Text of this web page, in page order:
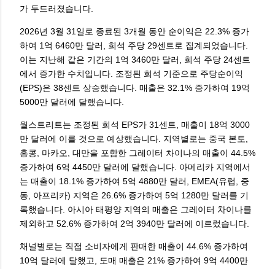
가 두드러졌습니다.
2026년 3월 31일로 종료된 3개월 동안 순이익은 22.3% 증가
하여 1억 6460만 달러, 희석 주당 29센트로 집계되었습니다.
이는 지난해 같은 기간의 1억 3460만 달러, 희석 주당 24센트
에서 증가한 수치입니다. 조정된 희석 기준으로 주당순이익
(EPS)은 38센트 상승했습니다. 매출은 32.1% 증가하여 19억
5000만 달러에 달했습니다.
월스트리트는 조정된 희석 EPS가 31센트, 매출이 18억 3000
만 달러에 이를 것으로 예상했습니다. 지역별로는 중국 본토,
홍콩, 마카오, 대만을 포함한 그레이터 차이나의 매출이 44.5%
증가하여 6억 4450만 달러에 달했습니다. 아메리카 지역에서
는 매출이 18.1% 증가하여 5억 4880만 달러, EMEA(유럽, 중
동, 아프리카) 지역은 26.6% 증가하여 5억 1280만 달러를 기
록했습니다. 아시아 태평양 지역의 매출은 그레이터 차이나를
제외하고 52.6% 증가하여 2억 3940만 달러에 이르렀습니다.
채널별로는 직접 소비자에게 판매한 매출이 44.6% 증가하여
10억 달러에 달했고, 도매 매출은 21% 증가하여 9억 4400만